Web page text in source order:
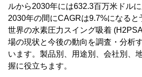
ルから2030年には632.3百万米ドル
2030年の間にCAGRは9.7%になると
世界の水素圧力スイング吸着
場の現状と今後の動向を調査・分析
います。製品別、用途別、会社別、
握に役立ちます。